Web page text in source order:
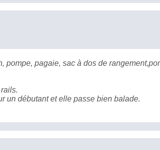
pompe, pagaie, sac à dos de
un débutant et elle passe bien balade.